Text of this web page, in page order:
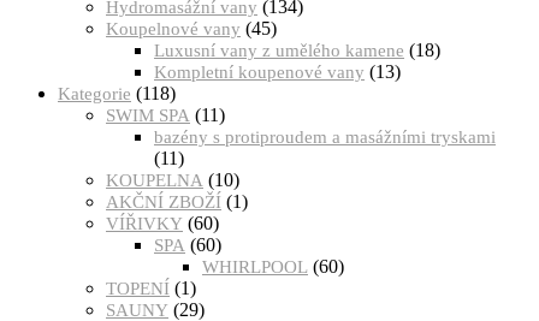
Hydromasážní vany (134)
Koupelnové vany (45)
Luxusní vany z umělého kamene (18)
Kompletní koupenové vany (13)
Kategorie (118)
SWIM SPA (11)
bazény s protiproudem a masážními tryskami
(11)
KOUPELNA (10)
AKČNÍ ZBOŽÍ (1)
VÍŘIVKY (60)
SPA (60)
WHIRLPOOL (60)
TOPENÍ (1)
SAUNY (29)